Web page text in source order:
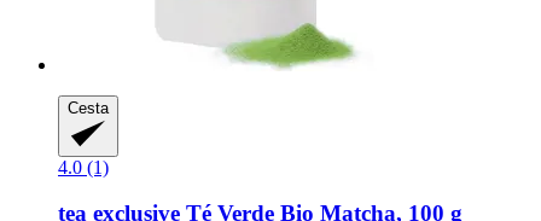
Cesta
4.0 (1)
tea exclusive Té Verde Bio Matcha, 100 g